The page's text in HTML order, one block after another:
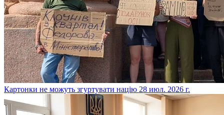
​Картонки не можуть згуртувати націю 28 июл. 2026 г.